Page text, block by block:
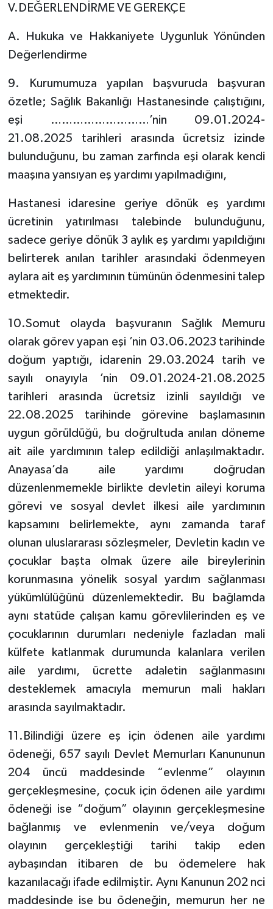
V.DEĞERLENDİRME VE GEREKÇE
A. Hukuka ve Hakkaniyete Uygunluk Yönünden
Değerlendirme
9. Kurumumuza yapılan başvuruda başvuran
özetle; Sağlık Bakanlığı Hastanesinde çalıştığını,
eşi ………………………’nin 09.01.2024-
21.08.2025 tarihleri arasında ücretsiz izinde
bulunduğunu, bu zaman zarfında eşi olarak kendi
maaşına yansıyan eş yardımı yapılmadığını,
Hastanesi idaresine geriye dönük eş yardımı
ücretinin yatırılması talebinde bulunduğunu,
sadece geriye dönük 3 aylık eş yardımı yapıldığını
belirterek anılan tarihler arasındaki ödenmeyen
aylara ait eş yardımının tümünün ödenmesini talep
etmektedir.
10.Somut olayda başvuranın Sağlık Memuru
olarak görev yapan eşi ’nin 03.06.2023 tarihinde
doğum yaptığı, idarenin 29.03.2024 tarih ve
sayılı onayıyla ’nin 09.01.2024-21.08.2025
tarihleri arasında ücretsiz izinli sayıldığı ve
22.08.2025 tarihinde görevine başlamasının
uygun görüldüğü, bu doğrultuda anılan döneme
ait aile yardımının talep edildiği anlaşılmaktadır.
Anayasa’da aile yardımı doğrudan
düzenlenmemekle birlikte devletin aileyi koruma
görevi ve sosyal devlet ilkesi aile yardımının
kapsamını belirlemekte, aynı zamanda taraf
olunan uluslararası sözleşmeler, Devletin kadın ve
çocuklar başta olmak üzere aile bireylerinin
korunmasına yönelik sosyal yardım sağlanması
yükümlülüğünü düzenlemektedir. Bu bağlamda
aynı statüde çalışan kamu görevlilerinden eş ve
çocuklarının durumları nedeniyle fazladan mali
külfete katlanmak durumunda kalanlara verilen
aile yardımı, ücrette adaletin sağlanmasını
desteklemek amacıyla memurun mali hakları
arasında sayılmaktadır.
11.Bilindiği üzere eş için ödenen aile yardımı
ödeneği, 657 sayılı Devlet Memurları Kanununun
204 üncü maddesinde “evlenme” olayının
gerçekleşmesine, çocuk için ödenen aile yardımı
ödeneği ise “doğum” olayının gerçekleşmesine
bağlanmış ve evlenmenin ve/veya doğum
olayının gerçekleştiği tarihi takip eden
aybaşından itibaren de bu ödemelere hak
kazanılacağı ifade edilmiştir. Aynı Kanunun 202 nci
maddesinde ise bu ödeneğin, memurun her ne